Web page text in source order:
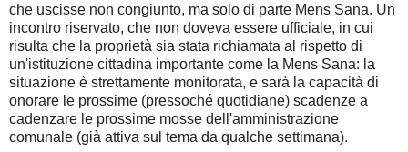
che uscisse non congiunto, ma solo di parte Mens Sana. Un
incontro riservato, che non doveva essere ufficiale, in cui
risulta che la proprietà sia stata richiamata al rispetto di
un'istituzione cittadina importante come la Mens Sana: la
situazione è strettamente monitorata, e sarà la capacità di
onorare le prossime (pressoché quotidiane) scadenze a
cadenzare le prossime mosse dell'amministrazione
comunale (già attiva sul tema da qualche settimana).